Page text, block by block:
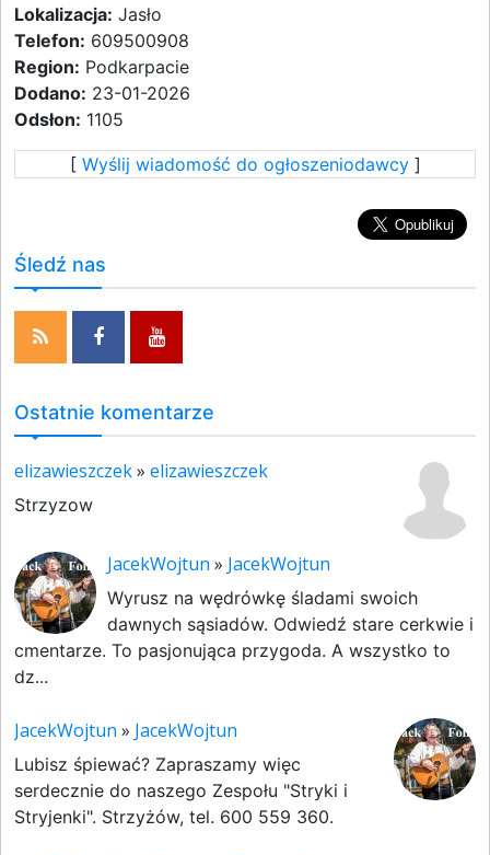
Lokalizacja: Jasło
Telefon: 609500908
Region: Podkarpacie
Dodano: 23-01-2026
Odsłon: 1105
[ Wyślij wiadomość do ogłoszeniodawcy]
Śledź nas
Ostatnie komentarze
elizawieszczek» elizawieszczek
Strzyzow
JacekWojtun » JacekWojtun
Wyrusz na wędrówkę śladami swoich
dawnych sąsiadów. Odwiedź stare cerkwie i
cmentarze. To pasjonująca przygoda. A wszystko to
dz...
JacekWojtun » JacekWojtun
Lubisz śpiewać? Zapraszamy więc
serdecznie do naszego Zespołu "Stryki i
Stryjenki". Strzyżów, tel. 600 559 360.